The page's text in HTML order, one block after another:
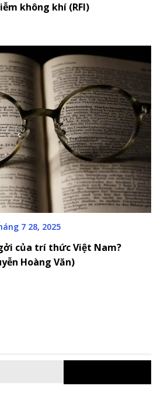
không khí (RFI)
7 28, 2025
của trí thức Việt Nam?
Hoàng Văn)